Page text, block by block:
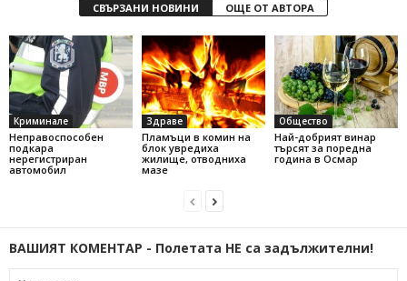
СВЪРЗАНИ НОВИНИ ОЩЕ ОТ АВТОРА
Криминале
Неправоспособен
подкара
нерегистриран
автомобил
Здраве
Пламъци в комин на
блок увредиха
жилище, отводниха
мазе
Общество
Най-добрият винар
търсят за поредна
година в Осмар
ВАШИЯТ КОМЕНТАР - Полетата НЕ са задължителни!